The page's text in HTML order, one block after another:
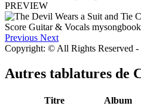
PREVIEW
Previous Next
Copyright: © All Rights Reserved -
Autres tablatures de
Titre Album